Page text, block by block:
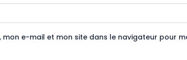
mon e-mail et mon site dans le navigateur pour